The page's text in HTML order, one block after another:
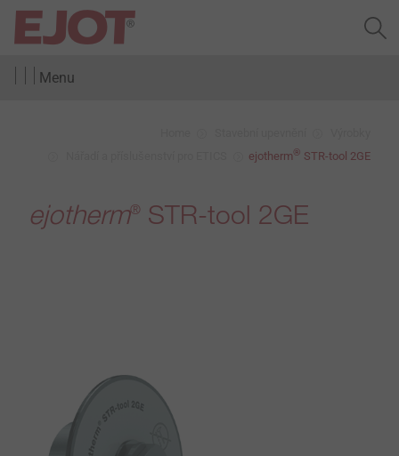
Menu
ejotherm® STR-tool 2GE
ejotherm® STR-tool 2GE